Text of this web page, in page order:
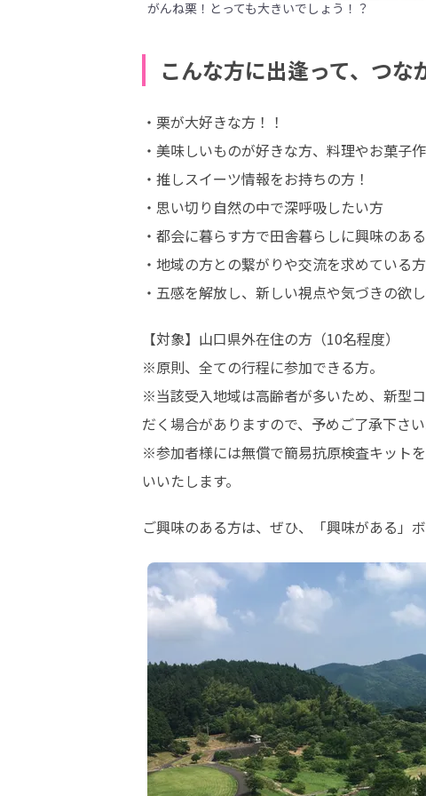
がんね栗！とっても大きいでしょう！？
こんな方に出逢って、つな
・栗が大好きな方！！
・美味しいものが好きな方、料理やお菓子
・推しスイーツ情報をお持ちの方！
・思い切り自然の中で深呼吸したい方
・都会に暮らす方で田舎暮らしに興味のあ
・地域の方との繋がりや交流を求めている方
・五感を解放し、新しい視点や気づきの欲
【対象】山口県外在住の方（10名程度）
※原則、全ての行程に参加できる方。
※当該受入地域は高齢者が多いため、新型
だく場合がありますので、予めご了承下さい
※参加者様には無償で簡易抗原検査キット
いいたします。
ご興味のある方は、ぜひ、「興味がある」